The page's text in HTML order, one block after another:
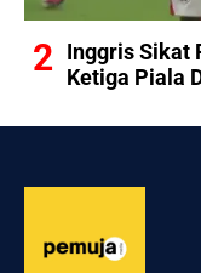
Inggris Sikat
Ketiga Piala